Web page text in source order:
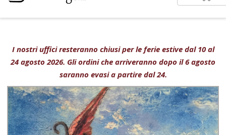
I nostri uffici resteranno chiusi per le ferie estive dal 10 al
24 agosto 2026. Gli ordini che arriveranno dopo il 6 agosto
saranno evasi a partire dal 24.